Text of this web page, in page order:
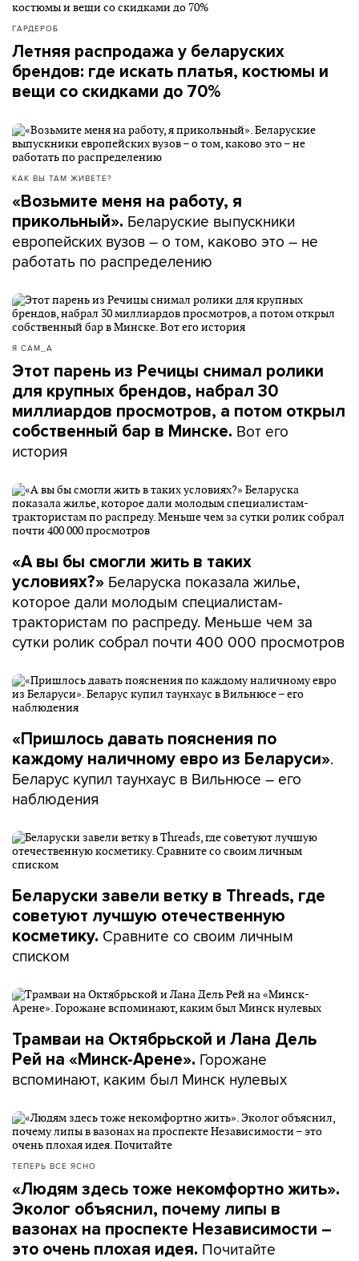
ГАРДЕРОБ
Летняя распродажа у беларуских
брендов: где искать платья, костюмы и
вещи со скидками до 70%
КАК ВЫ ТАМ ЖИВЕТЕ?
«Возьмите меня на работу, я
прикольный». Беларуские выпускники
европейских вузов – о том, каково это – не
работать по распределению
Я САМ_А
Этот парень из Речицы снимал ролики
для крупных брендов, набрал 30
миллиардов просмотров, а потом открыл
собственный бар в Минске. Вот его
история
«А вы бы смогли жить в таких
условиях?» Беларуска показала жилье,
которое дали молодым специалистам-
трактористам по распреду. Меньше чем за
сутки ролик собрал почти 400 000 просмотров
«Пришлось давать пояснения по
каждому наличному евро из Беларуси».
Беларус купил таунхаус в Вильнюсе – его
наблюдения
Беларуски завели ветку в Threads, где
советуют лучшую отечественную
косметику. Сравните со своим личным
списком
Трамваи на Октябрьской и Лана Дель
Рей на «Минск-Арене». Горожане
вспоминают, каким был Минск нулевых
ТЕПЕРЬ ВСЕ ЯСНО
«Людям здесь тоже некомфортно жить».
Эколог объяснил, почему липы в
вазонах на проспекте Независимости –
это очень плохая идея. Почитайте